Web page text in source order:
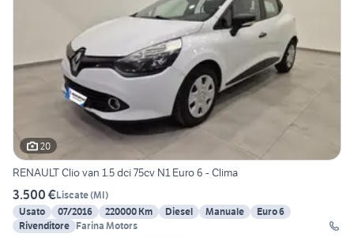
20
RENAULT Clio van 1.5 dci 75cv N1 Euro 6 - Clima
3.500 €Liscate(MI)
Usato
07/2016 220000 Km Diesel Manuale
Euro 6
Rivenditore Farina Motors